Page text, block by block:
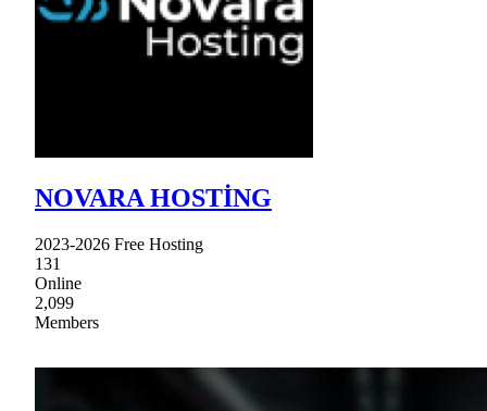
NOVARA HOSTİNG
2023-2026 Free Hosting
131
Online
2,099
Members